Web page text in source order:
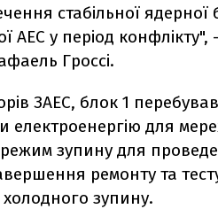
стабільної
АЕС у період
Гроссі.
ЗАЕС, блок 1
для
зупину для
ремонту та
зупину.